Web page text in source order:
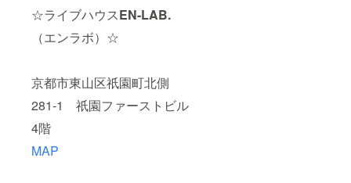
☆ライブハウスEN-LAB.
（エンラボ）☆
京都市東山区祇園町北側
281-1 祇園ファーストビル
4階
MAP